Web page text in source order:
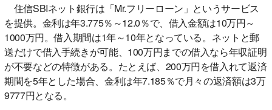
住信SBIネット銀行は「Mr.フリーローン」というサービス
を提供。金利は年3.775％～12.0％で、借入金額は10万円～
1000万円。借入期間は1年～10年となっている。ネットと郵
送だけで借入手続きが可能、100万円までの借入なら年収証明
が不要などの特徴がある。たとえば、200万円を借入れて返済
期間を5年とした場合、金利は年7.185％で月々の返済額は3万
9777円となる。